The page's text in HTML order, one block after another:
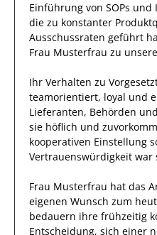
Einführung von SOPs
die zu konstanter
Ausschussraten geführt
Frau Musterfrau zu
Ihr Verhalten zu
teamorientiert, loyal und
Lieferanten, Behörden
sie höflich und
kooperativen Einstellung
Vertrauenswürdigkeit war
Frau Musterfrau hat das
eigenen Wunsch zum
bedauern ihre frühzeitig
Entscheidung, sich einer